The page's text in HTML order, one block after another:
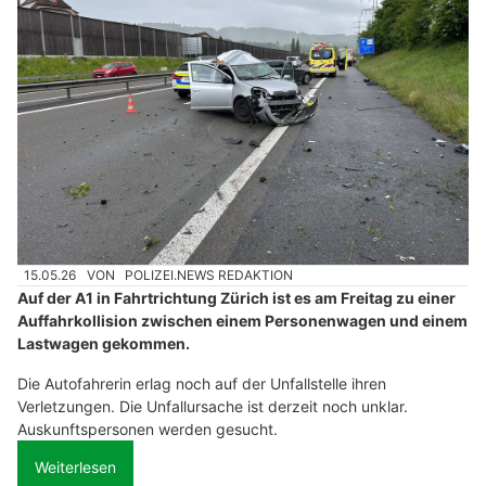
15.05.26 VON POLIZEI.NEWS REDAKTION
Auf der A1 in Fahrtrichtung Zürich ist es am Freitag zu einer
Auffahrkollision zwischen einem Personenwagen und einem
Lastwagen gekommen.
Die Autofahrerin erlag noch auf der Unfallstelle ihren
Verletzungen. Die Unfallursache ist derzeit noch unklar.
Auskunftspersonen werden gesucht.
Weiterlesen